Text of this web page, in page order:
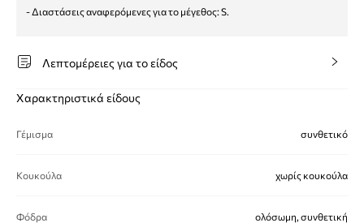
- Διαστάσεις αναφερόμενες για το μέγεθος: S.
Λεπτομέρειες για το είδος
Χαρακτηριστικά είδους
Γέμισμα συνθετικό
Κουκούλα χωρίς κουκούλα
Φόδρα ολόσωμη, συνθετική